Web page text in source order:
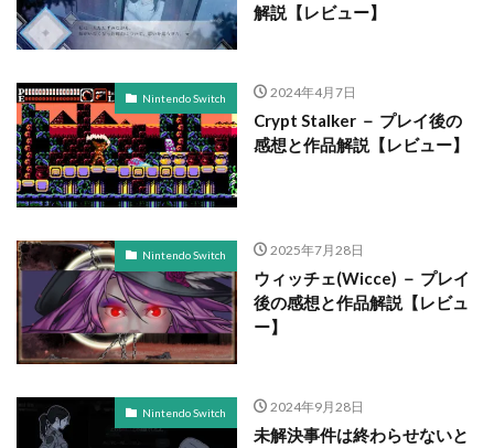
解説【レビュー】
Nintendo Switch 2024年4月7日
Crypt Stalker － プレイ後の
感想と作品解説【レビュー】
Nintendo Switch 2025年7月28日
ウィッチェ(Wicce) － プレイ
後の感想と作品解説【レビュ
ー】
Nintendo Switch 2024年9月28日
未解決事件は終わらせないと